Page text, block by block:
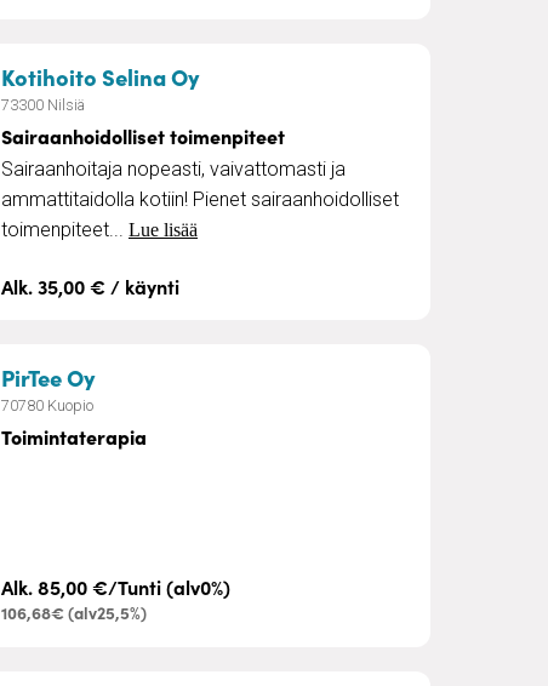
Kotihoito Selina Oy– Sairaanhoidolliset toimenpiteet
73300 Nilsiä
Sairaanhoidolliset toimenpiteet
Sairaanhoitaja nopeasti, vaivattomasti ja
ammattitaidolla kotiin! Pienet sairaanhoidolliset
toimenpiteet... Lue lisää
Alk. 35,00 € / käynti
PirTee Oy– Toimintaterapia
70780 Kuopio
Toimintaterapia
Alk. 85,00 €/Tunti (alv0%)
106,68€ (alv25,5%)